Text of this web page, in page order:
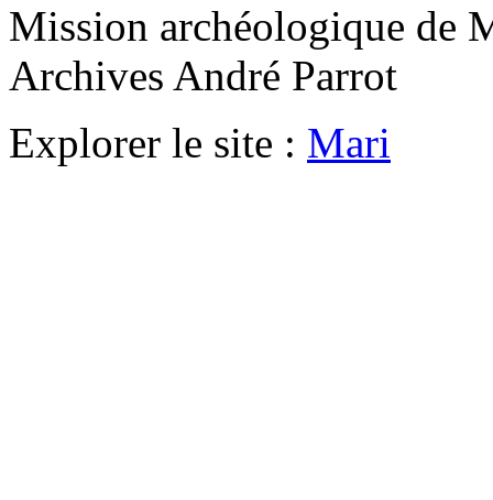
Mission archéologique de
Archives André Parrot
Explorer le site : Mari